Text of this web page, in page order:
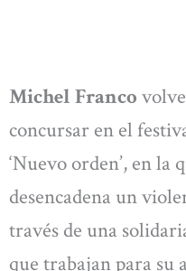
Michel Franco
concursar en el
‘Nuevo orden’, en la
desencadena un
través de una
que trabajan para su